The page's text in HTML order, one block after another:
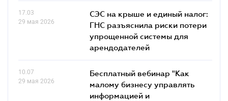
17.03
29 мая 2026
СЭС на крыше и единый налог:
ГНС разъяснила риски потери
упрощенной системы для
арендодателей
10.07
29 мая 2026
Бесплатный вебинар "Как
малому бизнесу управлять
информацией и